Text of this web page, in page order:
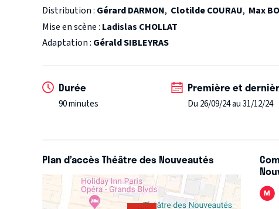
rend chez ses parents. Il va secrètement la suivre.
catastrophe n’est jamais loin et tous vont se retrouver
Distribution : Gérard DARMON, Clotilde COURAU, Max
Mise en scène : Ladislas CHOLLAT
Adaptation : Gérald SIBLEYRAS
Durée
90 minutes
Première et
Du 26/09/24 au 31/12/24
Plan d’accès Théâtre des Nouveautés